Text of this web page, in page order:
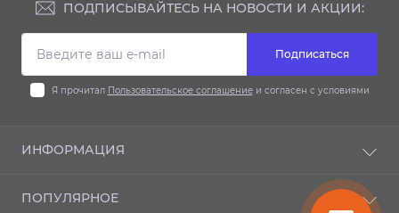
ПОДПИСЫВАЙТЕСЬ НА НОВОСТИ И АКЦИИ:
Подписаться
Я прочитал Пользовательское соглашениеи согласен с условиями
ИНФОРМАЦИЯ
Гарантия
ПОПУЛЯРНОЕ